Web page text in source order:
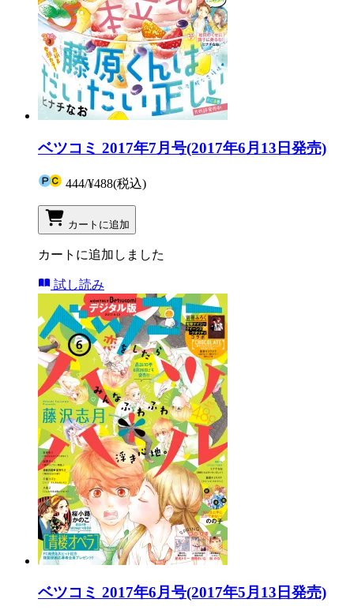
ベツコミ 2017年7月号(2017年6月13日発売)
444/¥488(税込)
カートに追加
カートに追加しました
試し読み
ベツコミ 2017年6月号(2017年5月13日発売)